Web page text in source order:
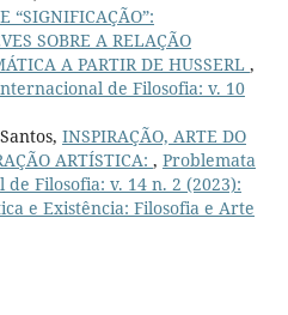
“SIGNIFICAÇÃO”:
SOBRE A RELAÇÃO
A PARTIR DE HUSSERL ,
de Filosofia: v. 10
INSPIRAÇÃO, ARTE DO
ARTÍSTICA: , Problemata
Filosofia: v. 14 n. 2 (2023):
e Existência: Filosofia e Arte